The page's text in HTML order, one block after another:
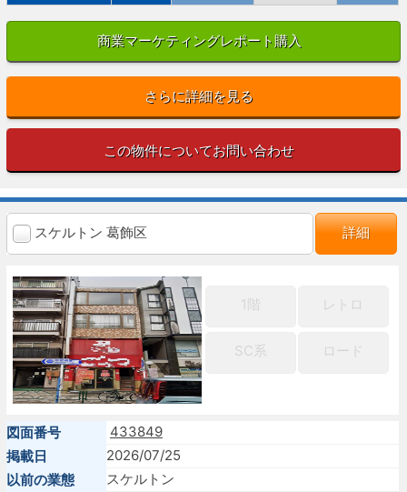
商業マーケティングレポート購入
さらに詳細を見る
この物件についてお問い合わせ
スケルトン 葛飾区 詳細
1階 レトロ
SC系 ロード
図面番号
433849
掲載日
2026/07/25
以前の業態
スケルトン